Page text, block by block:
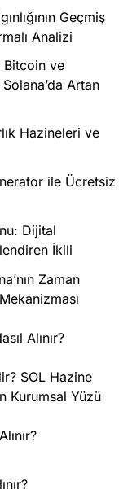
Geçmiş
Analizi
Bitcoin ve
Solana’da Artan
Hazineleri ve
ile Ücretsiz
Dijital
İkili
Zaman
Alınır?
SOL Hazine
Kurumsal Yüzü